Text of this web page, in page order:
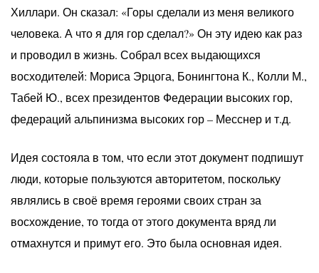
Хиллари. Он сказал: «Горы сделали из меня великого
человека. А что я для гор сделал?» Он эту идею как раз
и проводил в жизнь. Собрал всех выдающихся
восходителей: Мориса Эрцога, Бонингтона К., Колли М.,
Табей Ю., всех президентов Федерации высоких гор,
федераций альпинизма высоких гор – Месснер и т.д.
Идея состояла в том, что если этот документ подпишут
люди, которые пользуются авторитетом, поскольку
являлись в своё время героями своих стран за
восхождение, то тогда от этого документа вряд ли
отмахнутся и примут его. Это была основная идея.